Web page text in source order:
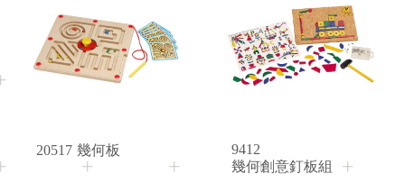
Age
3+
20517 幾何板
Age
3+
9412
幾何創意釘板組